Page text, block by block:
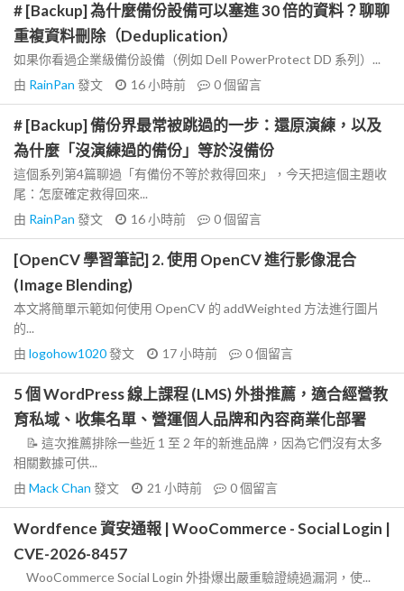
# [Backup] 為什麼備份設備可以塞進 30 倍的資料？聊聊
重複資料刪除（Deduplication）
如果你看過企業級備份設備（例如 Dell PowerProtect DD 系列）...
由 RainPan 發文 16 小時前 0個留言
# [Backup] 備份界最常被跳過的一步：還原演練，以及
為什麼「沒演練過的備份」等於沒備份
這個系列第4篇聊過「有備份不等於救得回來」，今天把這個主題收
尾：怎麼確定救得回來...
由 RainPan 發文 16 小時前 0個留言
[OpenCV 學習筆記] 2. 使用 OpenCV 進行影像混合
(Image Blending)
本文將簡單示範如何使用 OpenCV 的 addWeighted 方法進行圖片
的...
由 logohow1020發文 17 小時前 0個留言
5 個 WordPress 線上課程 (LMS) 外掛推薦，適合經營教
育私域、收集名單、營運個人品牌和內容商業化部署
📝 這次推薦排除一些近 1 至 2 年的新進品牌，因為它們沒有太多
相關數據可供...
由 Mack Chan 發文 21 小時前 0個留言
Wordfence 資安通報 | WooCommerce - Social Login |
CVE-2026-8457
WooCommerce Social Login 外掛爆出嚴重驗證繞過漏洞，使...